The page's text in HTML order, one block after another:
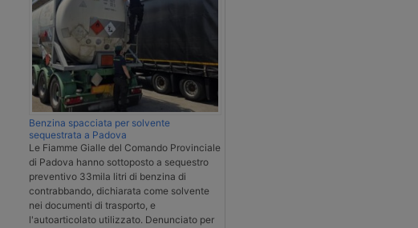
Benzina spacciata per solvente
sequestrata a Padova
Le Fiamme Gialle del Comando Provinciale
di Padova hanno sottoposto a sequestro
preventivo 33mila litri di benzina di
contrabbando, dichiarata come solvente
nei documenti di trasporto, e
l'autoarticolato utilizzato. Denunciato per